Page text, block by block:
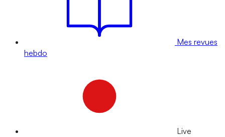
Mes revues
hebdo
Live